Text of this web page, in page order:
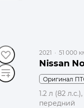
2021 · 51 000
Nissan
Оригинал
1.2 л (82
передний